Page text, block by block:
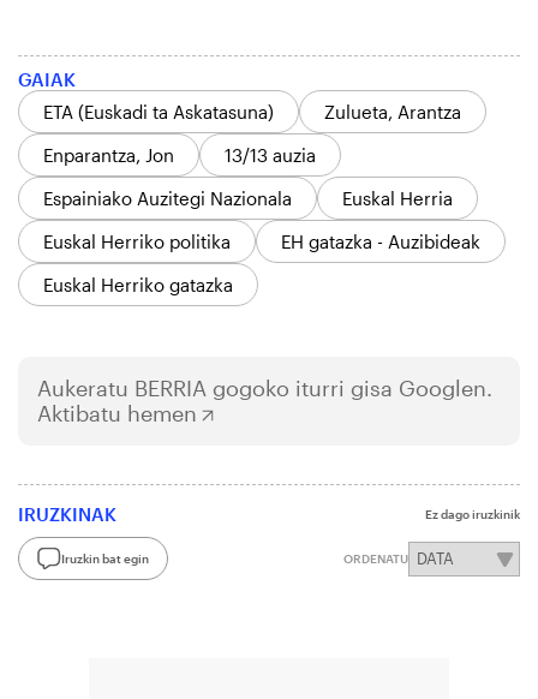
GAIAK
ETA (Euskadi ta Askatasuna)
Zulueta, Arantza
Enparantza, Jon
13/13 auzia
Espainiako Auzitegi Nazionala
Euskal Herria
Euskal Herriko politika
EH gatazka - Auzibideak
Euskal Herriko gatazka
Aukeratu BERRIA gogoko iturri gisa Googlen.
Aktibatu hemen
IRUZKINAK Ez dago iruzkinik
Iruzkin bat egin ORDENATU